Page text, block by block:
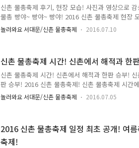
월요일 전국적으로 내린 비로 가뭄 해갈에 조금이
다. 우리구에서도 가뭄 극복을 위해 다양한..
신촌 물총축제 후기, 현장 모습! 사진과 영상으로
물총 빵야~ 빵야~ 빵야! 2016 신촌 물총축제 현장
모습! ^^ 신촌 물총축제 후기 공개합니다! tong지기
현장을 느껴보세요~ 지금까지 7월 9일 첫날의 모습
바로 공개합니다~ ^^ 현장으로 GO GO~ 어른들만
총대장~ 우리 친구들 ^^ 아이들에게 최고의 여름 선
에 있다면~ 고민하지 말고 현장으로 출발!! ^^ 19시..
놀러와요 서대문/신촌 물총축제 2016.07.10
신촌 물총축제 시간! 신촌에서 해적과 한
신촌 물총축제 시간! 신촌에서 해적과 한판 승부!
판 승부! 2016 신촌 물총축제! 신촌 물총축제 시간
알려드릴게요~ 타임 테이블 check!! :: 2016 신촌
용 공 통 10:00 · 축제 시작! 해적기지 무기창고
차 입장 퍼레이드 13:15 ~ 14:00 · 물총 대전 + 디
릿 공연 안내 및 각 Post 안내 방송 · 해적선 위
놀러와요 서대문/신촌 물총축제 2016.07.05
2016 신촌 물총축제 일정 최초 공개! 여
축제!